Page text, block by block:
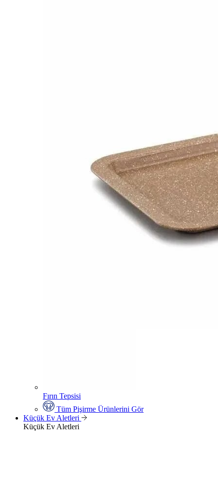
Fırın Tepsisi
Tüm Pişirme Ürünlerini Gör
Küçük Ev Aletleri
Küçük Ev Aletleri